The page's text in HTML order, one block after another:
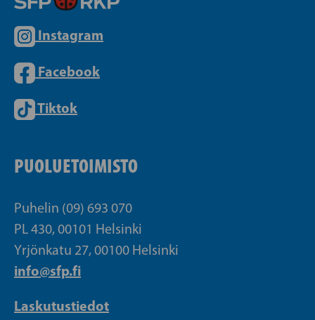
Instagram
Facebook
Tiktok
PUOLUETOIMISTO
Puhelin (09) 693 070
PL 430, 00101 Helsinki
Yrjönkatu 27, 00100 Helsinki
info@sfp.fi
Laskutustiedot